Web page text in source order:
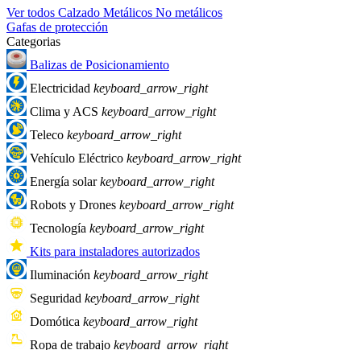
Ver todos Calzado Metálicos No metálicos
Gafas de protección
Categorias
Balizas de Posicionamiento
Electricidad keyboard_arrow_right
Clima y ACS keyboard_arrow_right
Teleco keyboard_arrow_right
Vehículo Eléctrico keyboard_arrow_right
Energía solarkeyboard_arrow_right
Robots y Drones keyboard_arrow_right
Tecnología keyboard_arrow_right
Kits para instaladores autorizados
Iluminación keyboard_arrow_right
Seguridad keyboard_arrow_right
Domótica keyboard_arrow_right
Ropa de trabajo keyboard_arrow_right